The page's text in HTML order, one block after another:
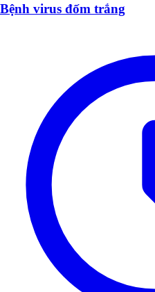
Bệnh virus đốm trắng